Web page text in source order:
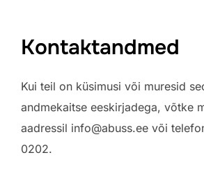
Kontaktandmed
Kui teil on küsimusi või muresid
andmekaitse eeskirjadega, võtke
aadressil info@abuss.ee või
0202.